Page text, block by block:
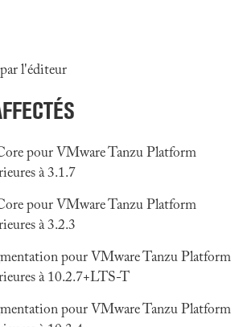
l'éditeur
pour VMware Tanzu Platform
à 3.1.7
pour VMware Tanzu Platform
à 3.2.3
pour VMware Tanzu Platform
à 10.2.7+LTS-T
pour VMware Tanzu Platform